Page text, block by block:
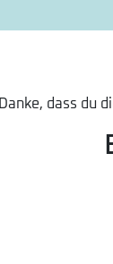
Danke, dass du